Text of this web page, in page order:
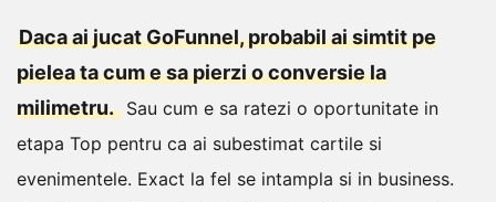
Daca ai jucat GoFunnel, probabil ai simtit pe
pielea ta cum e sa pierzi o conversie la
milimetru. Sau cum e sa ratezi o oportunitate in
etapa Top pentru ca ai subestimat cartile si
evenimentele. Exact la fel se intampla si in business.